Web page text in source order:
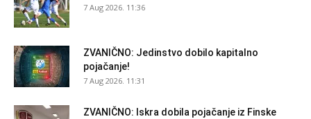
7 Aug 2026. 11:36
ZVANIČNO: Jedinstvo dobilo kapitalno
pojačanje!
7 Aug 2026. 11:31
ZVANIČNO: Iskra dobila pojačanje iz Finske